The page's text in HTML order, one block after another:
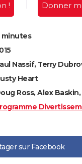
! Donner
minutes
Nassif, Terry
Heart
Ross, Alex
sur Facebook